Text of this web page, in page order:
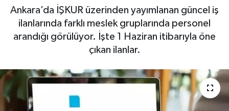
Ankara’da İŞKUR üzerinden yayımlanan güncel iş
ilanlarında farklı meslek gruplarında personel
arandığı görülüyor. İşte 1 Haziran itibarıyla öne
çıkan ilanlar.